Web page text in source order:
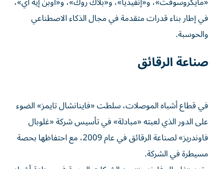
في إطار بناء قدرات متقدمة في مجال الذكاء الاصطناعي
والحوسبة.
صناعة الرقائق
في قطاع أشباه الموصلات، سلطت «فاينانشال تايمز» الضوء
على الدور الذي لعبته «مبادلة» في تأسيس شركة «غلوبال
فاوندريز» لصناعة الرقائق في عام 2009، مع احتفاظها بحصة
مسيطرة في الشركة.